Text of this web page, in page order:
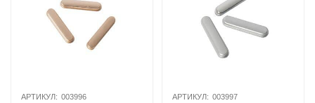
АРТИКУЛ: 003996 АРТИКУЛ: 003997